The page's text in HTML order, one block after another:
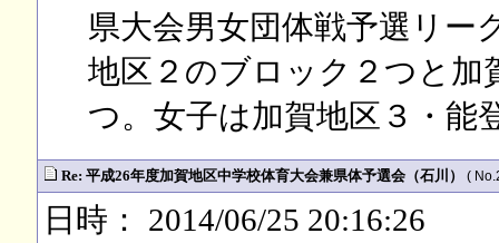
県大会男女団体戦予選リー
地区２のブロック２つと加
つ。女子は加賀地区３・能
Re: 平成26年度加賀地区中学校体育大会兼県体予選会（石川） (
日時： 2014/06/25 20:16:26